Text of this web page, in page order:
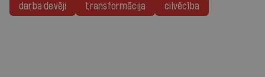
darba devēji
transformācija cilvēcība